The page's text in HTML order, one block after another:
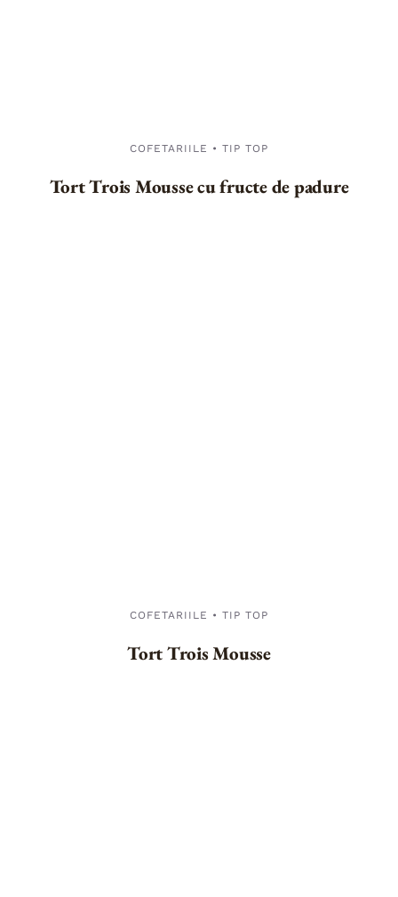
COFETARIILE • TIP TOP
Tort Trois Mousse cu fructe de padure
COFETARIILE • TIP TOP
Tort Trois Mousse